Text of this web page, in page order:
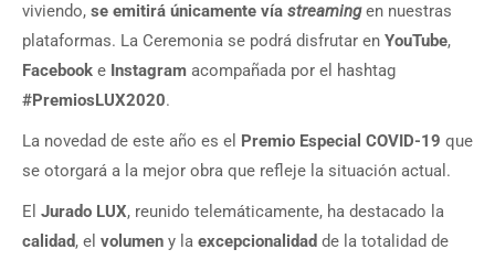
viviendo, se emitirá únicamente vía streaming en nuestras
plataformas. La Ceremonia se podrá disfrutar en YouTube,
Facebook e Instagram acompañada por el hashtag
#PremiosLUX2020.
La novedad de este año es el Premio Especial COVID-19 que
se otorgará a la mejor obra que refleje la situación actual.
El Jurado LUX, reunido telemáticamente, ha destacado la
calidad, el volumen y la excepcionalidad de la totalidad de